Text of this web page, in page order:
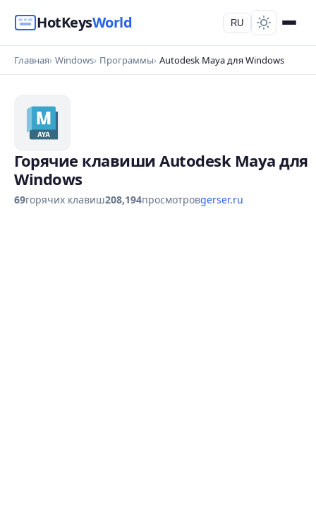
HotKeysWorld RU
Главная Windows Программы Autodesk Maya для Windows
Горячие клавиши Autodesk Maya для
Windows
69горячих клавиш208,194просмотровgerser.ru